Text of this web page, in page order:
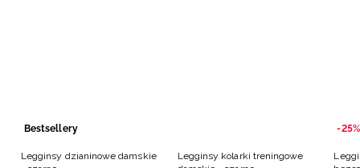
Bestsellery
Legginsy dzianinowe damskie
Legginsy kolarki treningowe
-25%